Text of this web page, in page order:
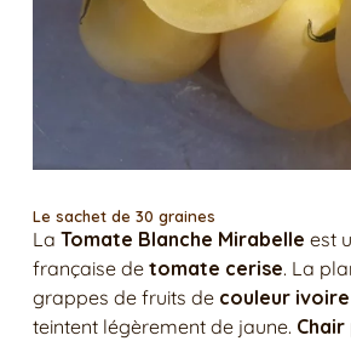
Le sachet de 30 graines
La Tomate Blanche Mirabelle est
française de tomate cerise. La
grappes de fruits de couleur ivoire
teintent légèrement de jaune.